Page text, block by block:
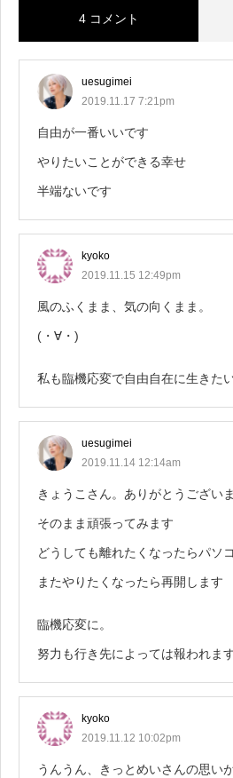
4 コメント
uesugimei
2019.11.17 7:21pm
自由が一番いいです
やりたいことができる幸せ
半端ないです
kyoko
2019.11.15 12:49pm
風のふくまま、気の向くまま。
(・∀・)
私も臨機応変で自由自在に生きた
uesugimei
2019.11.14 12:14am
きょうこさん。ありがとうござい
そのまま頑張ってみます
どうしても離れたくなったらパソ
またやりたくなったら再開します
臨機応変に。
努力も行き先によっては報われま
kyoko
2019.11.12 10:02pm
うんうん、きっとめいさんの思い